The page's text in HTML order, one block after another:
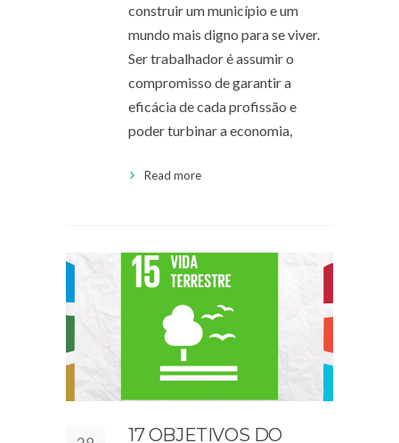
construir um município e um
mundo mais digno para se viver.
Ser trabalhador é assumir o
compromisso de garantir a
eficácia de cada profissão e
poder turbinar a economia,
Read more
17 OBJETIVOS DO